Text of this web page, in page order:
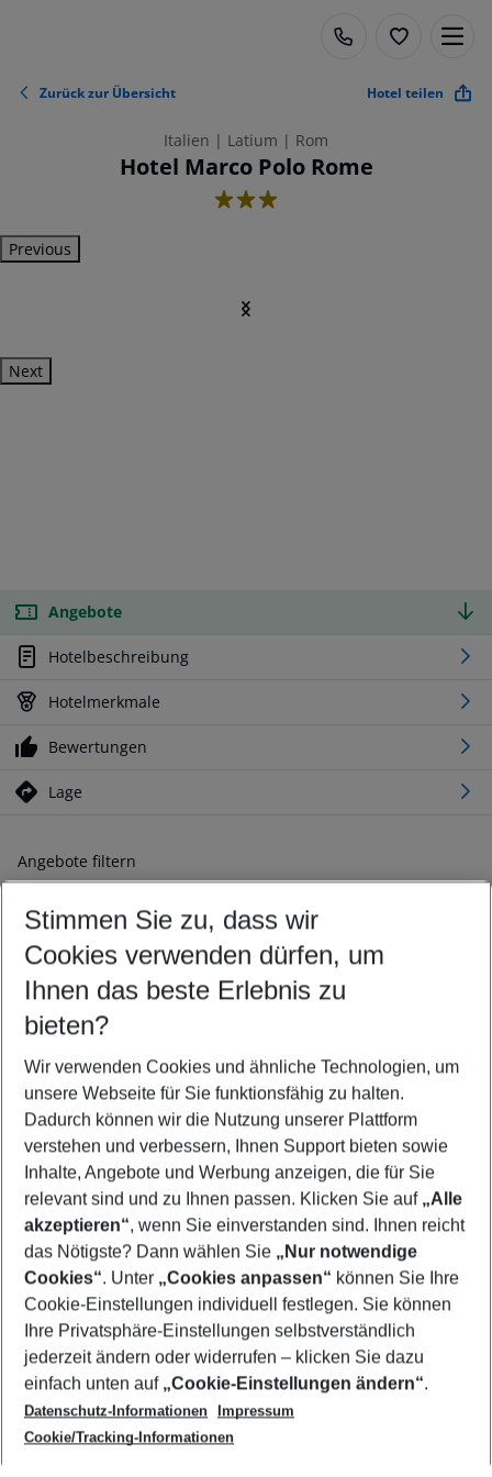
Zurück zur Übersicht Hotel teilen
Italien | Latium | Rom
Hotel Marco Polo Rome
3
Previous
Next
Angebote
Hotelbeschreibung
Hotelmerkmale
Bewertungen
Lage
Angebote filtern
Ändern Sie Ihre Kriterien nach Ihren Wünschen
Abflughafen wählen
Beliebiger Abflughafen
Reisezeitraum wählen
09.08.26– 07.08.27 5-8 Nächte
2 Erwachsene Keine Kinder
Mehr Filter anzeigen
Footer
Footer navigation
Über uns
AGB
Cookie-Einstellungen ändern
Cookie-Richtlinie
Datenschutz
Service & Hilfe
Barrierefreies Reisen
Check-in
Folgen Sie uns
Stimmen Sie zu, dass wir
Cookies verwenden dürfen, um
Ihnen das beste Erlebnis zu
bieten?
Wir verwenden Cookies und ähnliche Technologien, um
unsere Webseite für Sie funktionsfähig zu halten.
Dadurch können wir die Nutzung unserer Plattform
verstehen und verbessern, Ihnen Support bieten sowie
Inhalte, Angebote und Werbung anzeigen, die für Sie
relevant sind und zu Ihnen passen. Klicken Sie auf „Alle
akzeptieren“, wenn Sie einverstanden sind. Ihnen reicht
das Nötigste? Dann wählen Sie „Nur notwendige
Cookies“. Unter „Cookies anpassen“ können Sie Ihre
Cookie-Einstellungen individuell festlegen. Sie können
Ihre Privatsphäre-Einstellungen selbstverständlich
jederzeit ändern oder widerrufen – klicken Sie dazu
einfach unten auf „Cookie-Einstellungen ändern“.
Datenschutz-Informationen
Impressum
Cookie/Tracking-Informationen